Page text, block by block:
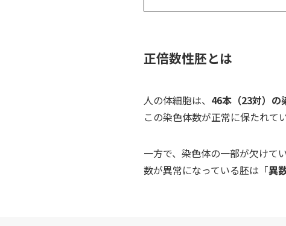
正倍数性胚とは
人の体細胞は、 46本（23対）の
この染色体数が正常に保たれて
一方で、染色体の一部が欠けて
数が異常になっている胚は「異